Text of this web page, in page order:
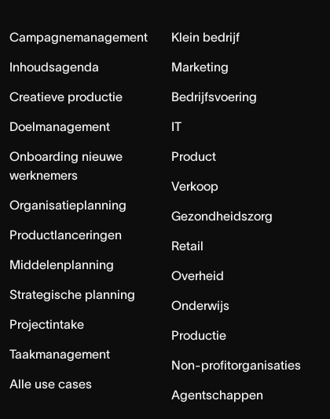
Campagnemanagement
Inhoudsagenda
Creatieve productie
Doelmanagement
Onboarding nieuwe
werknemers
Organisatieplanning
Productlanceringen
Middelenplanning
Strategische planning
Projectintake
Taakmanagement
Alle use cases
Klein bedrijf
Marketing
Bedrijfsvoering
IT
Product
Verkoop
Gezondheidszorg
Retail
Overheid
Onderwijs
Productie
Non-profitorganisaties
Agentschappen